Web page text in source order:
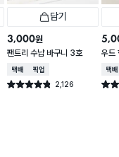
담기
3,000원
팬트리 수납 바구니 3호
택배배송매장픽업
별점 4.8점 2,126
건 작성
우드
택배
별점